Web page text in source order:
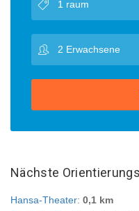
Nächste
Hansa-Theater: 0,1 km